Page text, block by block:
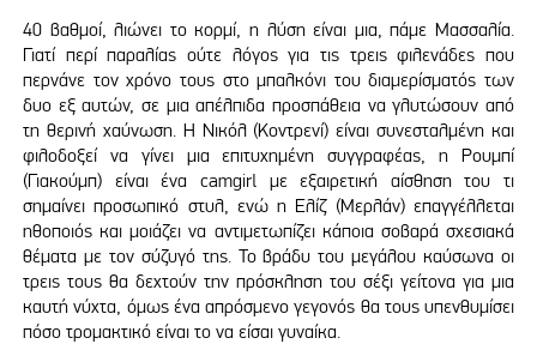
40 βαθμοί, λιώνει το κορμί, η λύση είναι μια, πάμε Μασσαλία.
Γιατί περί παραλίας ούτε λόγος για τις τρεις φιλενάδες που
περνάνε τον χρόνο τους στο μπαλκόνι του διαμερίσματός των
δυο εξ αυτών, σε μια απέλπιδα προσπάθεια να γλυτώσουν από
τη θερινή χαύνωση. Η Νικόλ (Κοντρενί) είναι συνεσταλμένη και
φιλοδοξεί να γίνει μια επιτυχημένη συγγραφέας, η Ρουμπί
(Γιακούμπ) είναι ένα camgirl με εξαιρετική αίσθηση του τι
σημαίνει προσωπικό στυλ, ενώ η Ελίζ (Μερλάν) επαγγέλλεται
ηθοποιός και μοιάζει να αντιμετωπίζει κάποια σοβαρά σχεσιακά
θέματα με τον σύζυγό της. Το βράδυ του μεγάλου καύσωνα οι
τρεις τους θα δεχτούν την πρόσκληση του σέξι γείτονα για μια
καυτή νύχτα, όμως ένα απρόσμενο γεγονός θα τους υπενθυμίσει
πόσο τρομακτικό είναι το να είσαι γυναίκα.